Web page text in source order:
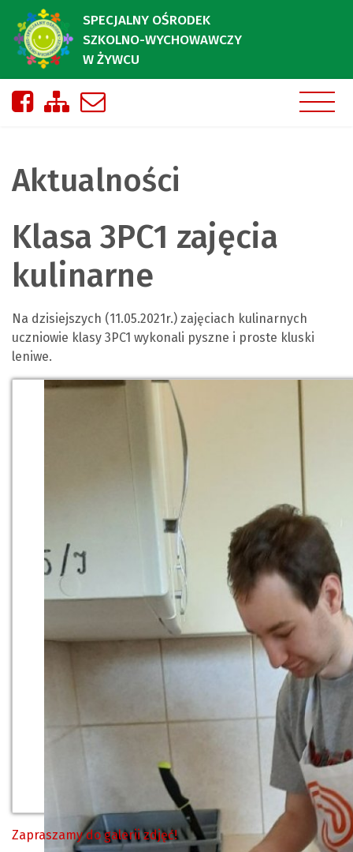
SPECJALNY OŚRODEK
SZKOLNO-WYCHOWAWCZY
W ŻYWCU
Nasza strona na Facebooku
Zobacz mapę strony
Aktualności
Klasa 3PC1 zajęcia
kulinarne
Na dzisiejszych (11.05.2021r.) zajęciach kulinarnych
uczniowie klasy 3PC1 wykonali pyszne i proste kluski
leniwe.
Zapraszamy do galerii zdjęć!